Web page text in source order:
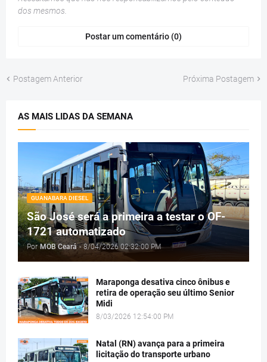
dos mesmos.
Postar um comentário (0)
Postagem Anterior Próxima Postagem
AS MAIS LIDAS DA SEMANA
GUANABARA DIESEL
São José será a primeira a testar o OF-
1721 automatizado
Por MOB Ceará - 8/04/2026 02:32:00 PM
Maraponga desativa cinco ônibus e
retira de operação seu último Senior
Midi
8/03/2026 12:54:00 PM
Natal (RN) avança para a primeira
licitação do transporte urbano